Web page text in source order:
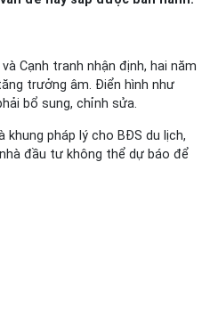
Cạnh tranh nhận định, hai năm
trưởng âm. Điển hình như
bổ sung, chỉnh sửa.
pháp lý cho BĐS du lịch,
đầu tư không thể dự báo để